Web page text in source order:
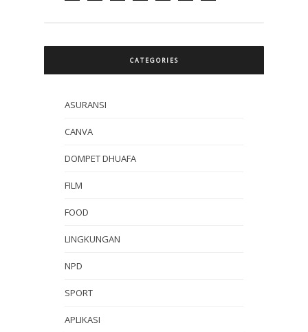
CATEGORIES
ASURANSI
CANVA
DOMPET DHUAFA
FILM
FOOD
LINGKUNGAN
NPD
SPORT
APLIKASI